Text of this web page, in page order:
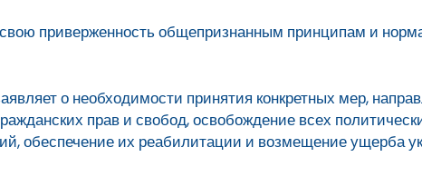
приверженность общепризнанным принципам и
о необходимости принятия конкретных мер,
прав и свобод, освобождение всех
обеспечение их реабилитации и возмещение ущерба